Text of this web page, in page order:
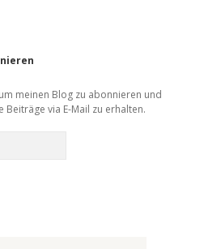
meinen Blog zu abonnieren und
via E-Mail zu erhalten.